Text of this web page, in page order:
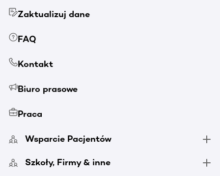
Zaktualizuj dane
FAQ
Kontakt
Biuro prasowe
Praca
Wsparcie Pacjentów
Szkoły, Firmy & inne